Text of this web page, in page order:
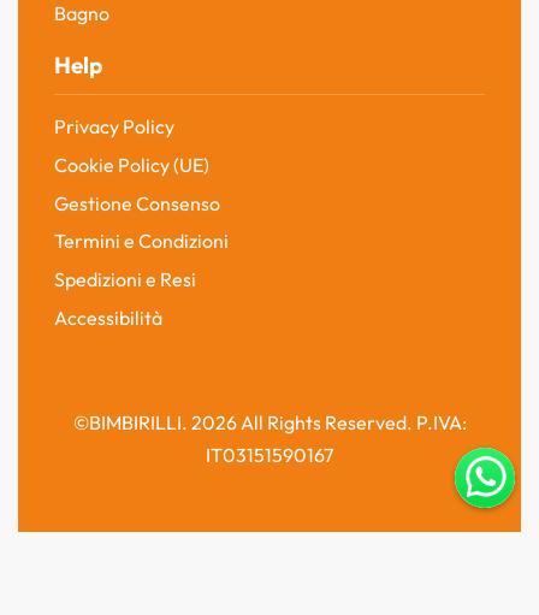
Bagno
Help
Privacy Policy
Cookie Policy (UE)
Gestione Consenso
Termini e Condizioni
Spedizioni e Resi
Accessibilità
©BIMBIRILLI. 2026 All Rights Reserved. P.IVA:
IT03151590167